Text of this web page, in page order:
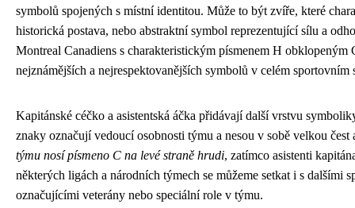
symbolů spojených s místní identitou. Může to být zvíře, které
historická postava, nebo abstraktní symbol reprezentující sílu a
Montreal Canadiens s charakteristickým písmenem H obklopeným
nejznámějších a nejrespektovanějších symbolů v celém sportovním
Kapitánské céčko a asistentská áčka přidávají další vrstvu
znaky označují vedoucí osobnosti týmu a nesou v sobě velkou
týmu nosí písmeno C na levé straně hrudi, zatímco asistenti
některých ligách a národních týmech se můžeme setkat i s dalšími
označujícími veterány nebo speciální role v týmu.